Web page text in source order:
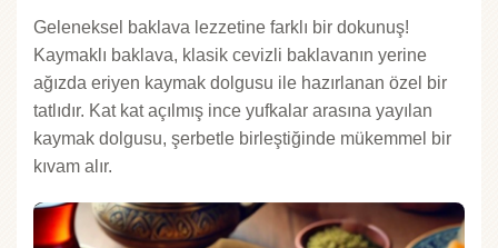
Geleneksel baklava lezzetine farklı bir dokunuş!
Kaymaklı baklava, klasik cevizli baklavanın yerine
ağızda eriyen kaymak dolgusu ile hazırlanan özel bir
tatlıdır. Kat kat açılmış ince yufkalar arasına yayılan
kaymak dolgusu, şerbetle birleştiğinde mükemmel bir
kıvam alır.